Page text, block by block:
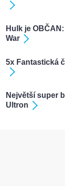
Hulk je
War
5x Fantastická
Největší super
Ultron